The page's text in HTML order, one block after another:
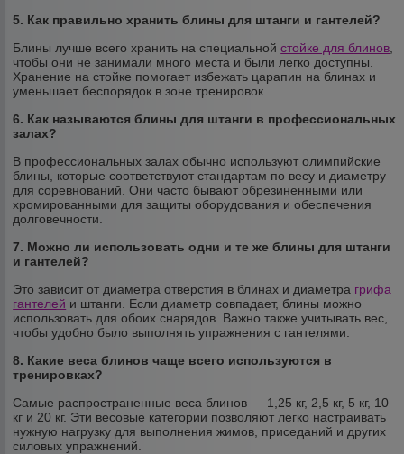
5. Как правильно хранить блины для штанги и гантелей?
Блины лучше всего хранить на специальнойстойке для блинов
чтобы они не занимали много места и были легко доступны.
Хранение на стойке помогает избежать царапин на блинах и
уменьшает беспорядок в зоне тренировок.
6. Как называются блины для штанги в профессиональных
залах?
В профессиональных залах обычно используют олимпийские
блины, которые соответствуют стандартам по весу и диаметру
для соревнований. Они часто бывают обрезиненными или
хромированными для защиты оборудования и обеспечения
долговечности.
7. Можно ли использовать одни и те же блины для штанги
и гантелей?
Это зависит от диаметра отверстия в блинах и диаметра грифа
гантелей и штанги. Если диаметр совпадает, блины можно
использовать для обоих снарядов. Важно также учитывать вес,
чтобы удобно было выполнять упражнения с гантелями.
8. Какие веса блинов чаще всего используются в
тренировках?
Самые распространенные веса блинов — 1,25 кг, 2,5 кг, 5 кг, 10
кг и 20 кг. Эти весовые категории позволяют легко настраивать
нужную нагрузку для выполнения жимов, приседаний и других
силовых упражнений.